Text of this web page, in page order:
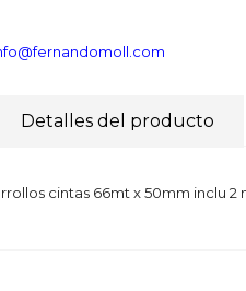
Detalles del producto
cintas 66mt x 50mm inclu 2